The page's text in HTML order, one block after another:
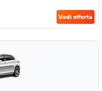
Vedi offerta